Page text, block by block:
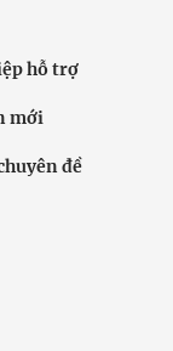
hỗ trợ
mới
đề